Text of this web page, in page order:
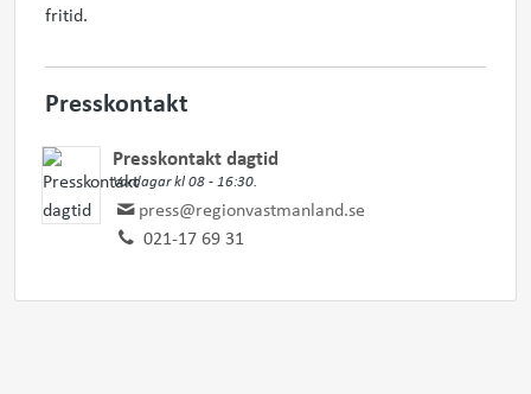
fritid.
Presskontakt
Presskontakt dagtid
Vardagar kl 08 - 16:30.
press@regionvastmanland.se
021-17 69 31